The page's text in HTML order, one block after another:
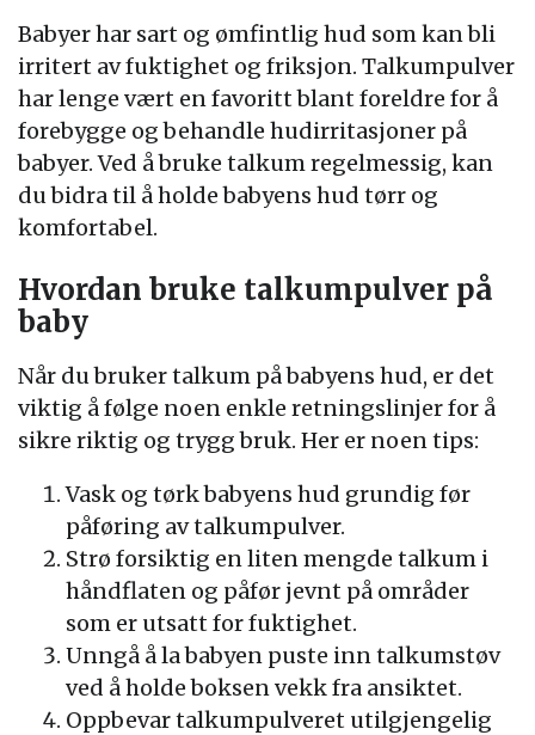
Babyer har sart og ømfintlig hud som kan bli
irritert av fuktighet og friksjon. Talkumpulver
har lenge vært en favoritt blant foreldre for å
forebygge og behandle hudirritasjoner på
babyer. Ved å bruke talkum regelmessig, kan
du bidra til å holde babyens hud tørr og
komfortabel.
Hvordan bruke talkumpulver på
baby
Når du bruker talkum på babyens hud, er det
viktig å følge noen enkle retningslinjer for å
sikre riktig og trygg bruk. Her er noen tips:
Vask og tørk babyens hud grundig før
påføring av talkumpulver.
Strø forsiktig en liten mengde talkum i
håndflaten og påfør jevnt på områder
som er utsatt for fuktighet.
Unngå å la babyen puste inn talkumstøv
ved å holde boksen vekk fra ansiktet.
Oppbevar talkumpulveret utilgjengelig